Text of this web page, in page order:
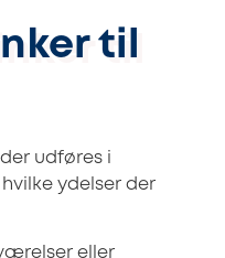
til
udføres i
ydelser der
eller